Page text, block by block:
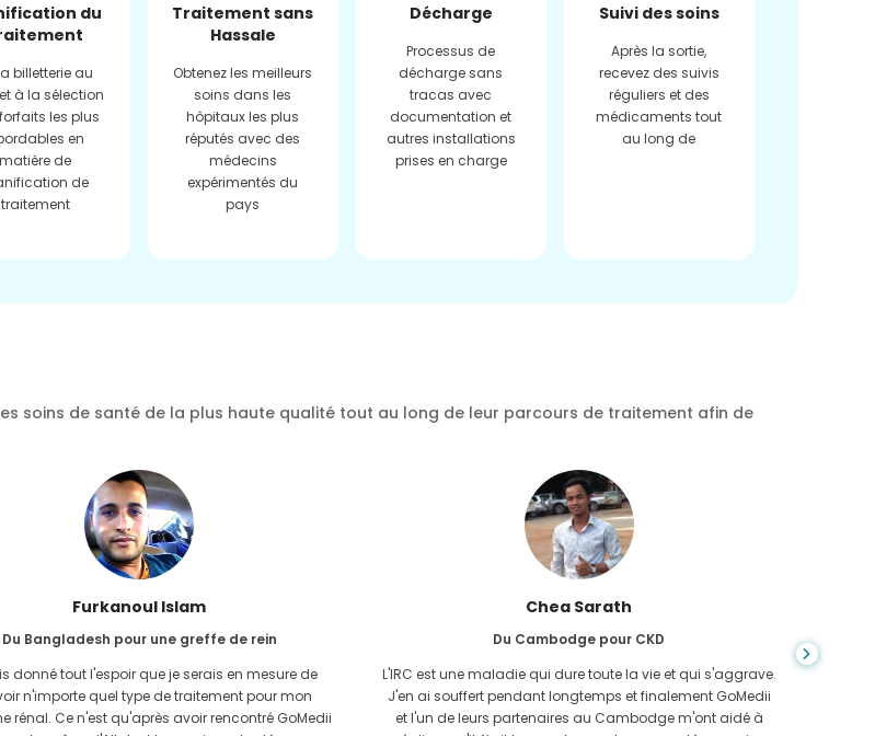
du
billetterie au
à la sélection
les plus
en
matière de
de
traitement
Traitement sans
Hassale
Obtenez les meilleurs
soins dans les
hôpitaux les plus
réputés avec des
médecins
expérimentés du
pays
Décharge
Processus de
décharge sans
tracas avec
documentation et
autres installations
prises en charge
Suivi des soins
Après la sortie,
recevez des suivis
réguliers et des
médicaments tout
au long de
soins de santé de la plus haute qualité tout au long de leur parcours de traitement afin de
Furkanoul Islam
Du Bangladesh pour une greffe de rein
donné tout l'espoir que je serais en mesure de
n'importe quel type de traitement pour mon
rénal. Ce n'est qu'après avoir rencontré GoMedii
Chea Sarath
Du Cambodge pour CKD
L'IRC est une maladie qui dure toute la vie et qui s'aggrave.
J'en ai souffert pendant longtemps et finalement GoMedii
et l'un de leurs partenaires au Cambodge m'ont aidé à